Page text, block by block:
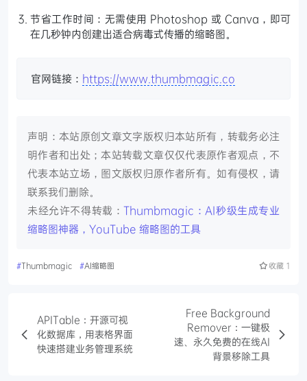
节省工作时间：无需使用 Photoshop 或 Canva，即可
在几秒钟内创建出适合病毒式传播的缩略图。
官网链接： https://www.thumbmagic.co
声明：本站原创文章文字版权归本站所有，转载务必注
明作者和出处；本站转载文章仅仅代表原作者观点，不
代表本站立场，图文版权归原作者所有。如有侵权，请
联系我们删除。
未经允许不得转载：Thumbmagic：AI秒级生成专业
缩略图神器，YouTube 缩略图的工具
#Thumbmagic #AI缩略图 收藏 1
APITable：开源可视
化数据库，用表格界面
快速搭建业务管理系统
Free Background
Remover：一键极
速、永久免费的在线AI
背景移除工具